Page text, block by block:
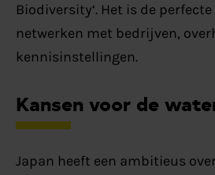
Biodiversity‘. Het is de
netwerken met bedrijven,
kennisinstellingen.
Kansen voor de
Japan heeft een ambitieus